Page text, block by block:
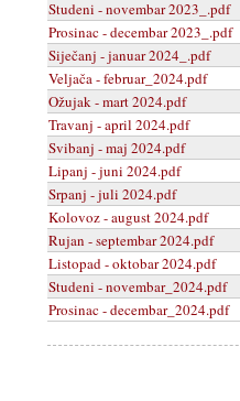
Studeni - novembar 2023_.pdf
Prosinac - decembar 2023_.pdf
Siječanj - januar 2024_.pdf
Veljača - februar_2024.pdf
Ožujak - mart 2024.pdf
Travanj - april 2024.pdf
Svibanj - maj 2024.pdf
Lipanj - juni 2024.pdf
Srpanj - juli 2024.pdf
Kolovoz - august 2024.pdf
Rujan - septembar 2024.pdf
Listopad - oktobar 2024.pdf
Studeni - novembar_2024.pdf
Prosinac - decembar_2024.pdf